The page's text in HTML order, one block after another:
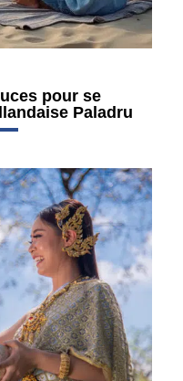
pour se
Paladru